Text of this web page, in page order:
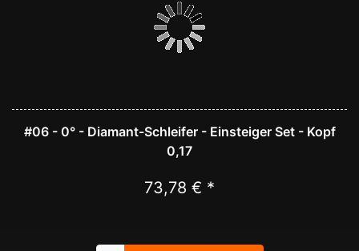
#06 - 0° - Diamant-Schleifer - Einsteiger Set - Kopf
0,17
73,78 € *